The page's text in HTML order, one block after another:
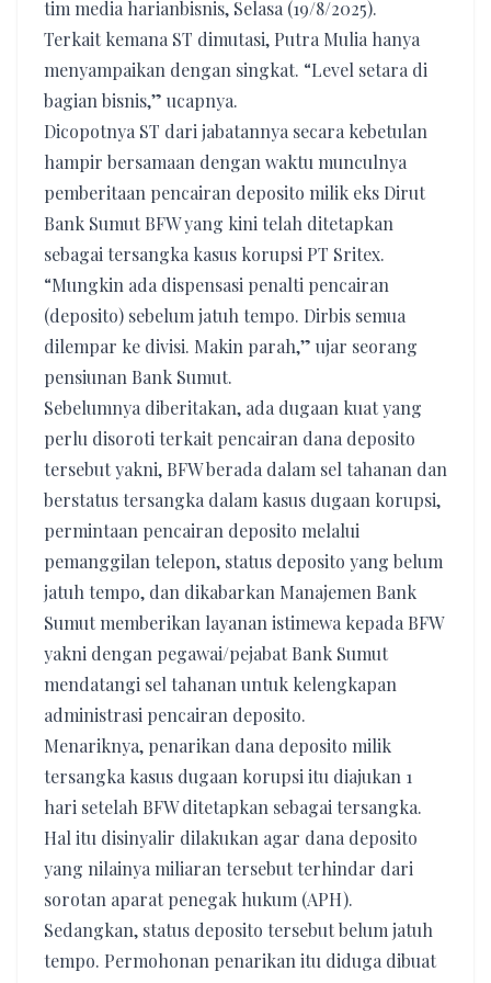
tim media harianbisnis, Selasa (19/8/2025).
Terkait kemana ST dimutasi, Putra Mulia hanya
menyampaikan dengan singkat. “Level setara di
bagian bisnis,” ucapnya.
Dicopotnya ST dari jabatannya secara kebetulan
hampir bersamaan dengan waktu munculnya
pemberitaan pencairan deposito milik eks Dirut
Bank Sumut BFW yang kini telah ditetapkan
sebagai tersangka kasus korupsi PT Sritex.
“Mungkin ada dispensasi penalti pencairan
(deposito) sebelum jatuh tempo. Dirbis semua
dilempar ke divisi. Makin parah,” ujar seorang
pensiunan Bank Sumut.
Sebelumnya diberitakan, ada dugaan kuat yang
perlu disoroti terkait pencairan dana deposito
tersebut yakni, BFW berada dalam sel tahanan dan
berstatus tersangka dalam kasus dugaan korupsi,
permintaan pencairan deposito melalui
pemanggilan telepon, status deposito yang belum
jatuh tempo, dan dikabarkan Manajemen Bank
Sumut memberikan layanan istimewa kepada BFW
yakni dengan pegawai/pejabat Bank Sumut
mendatangi sel tahanan untuk kelengkapan
administrasi pencairan deposito.
Menariknya, penarikan dana deposito milik
tersangka kasus dugaan korupsi itu diajukan 1
hari setelah BFW ditetapkan sebagai tersangka.
Hal itu disinyalir dilakukan agar dana deposito
yang nilainya miliaran tersebut terhindar dari
sorotan aparat penegak hukum (APH).
Sedangkan, status deposito tersebut belum jatuh
tempo. Permohonan penarikan itu diduga dibuat